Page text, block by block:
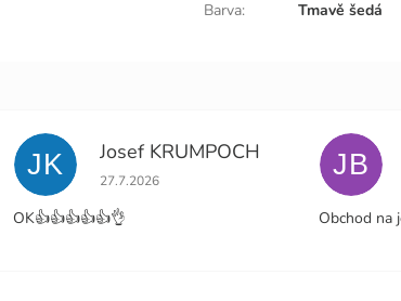
Barva: Tmavě šedá
JK Josef KRUMPOCH
Hodnocení obchodu je 5 z 5 hvězdiček.
27.7.2026
OK👍👍👍👍👍👌
JB
Obchod na